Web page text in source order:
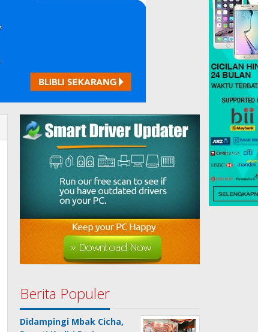
Berita Populer
Didampingi Mbak Cicha,